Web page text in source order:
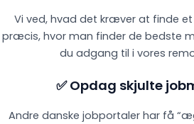
Vi ved, hvad det kræver at finde
præcis, hvor man finder de bedste
du adgang til i vores
✅ Opdag skjulte
Andre danske jobportaler har få